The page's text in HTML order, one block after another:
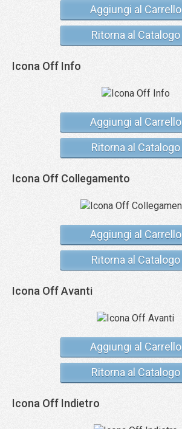
Aggiungi al Carrello
Ritorna al Catalogo
Icona Off Info
Aggiungi al Carrello
Ritorna al Catalogo
Icona Off Collegamento
Aggiungi al Carrello
Ritorna al Catalogo
Icona Off Avanti
Aggiungi al Carrello
Ritorna al Catalogo
Icona Off Indietro